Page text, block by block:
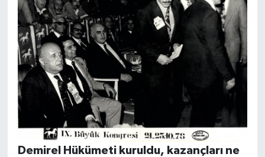
Demirel Hükümeti kuruldu, kazançları ne